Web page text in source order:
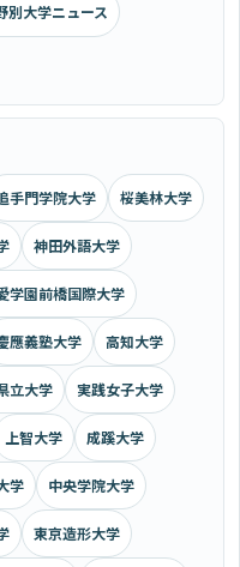
別大学ニュース
手門学院大学 桜美林大学
神田外語大学
学園前橋国際大学
應義塾大学 高知大学
立大学 実践女子大学
上智大学 成蹊大学
学 中央学院大学
東京造形大学